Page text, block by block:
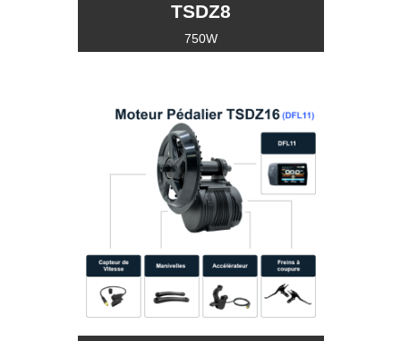
TSDZ8
750W